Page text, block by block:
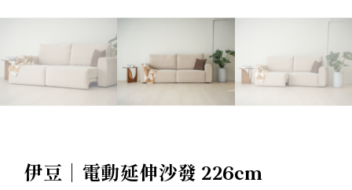
伊豆｜電動延伸沙發 226cm